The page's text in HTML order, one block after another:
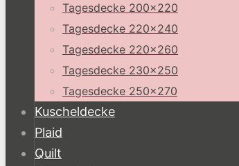
Tagesdecke 200×220
Tagesdecke 220×240
Tagesdecke 220×260
Tagesdecke 230×250
Tagesdecke 250×270
Kuscheldecke
Plaid
Quilt